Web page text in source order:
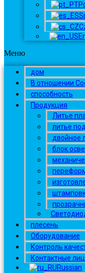
Меню
дом
В отношении
способность
Продукция
Литье
литье
двойное
блок
плесень
Оборудование
Контроль
Контактные
Russian